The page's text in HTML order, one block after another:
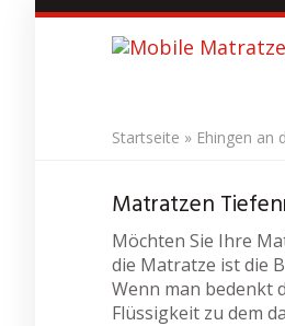
Startseite » Ehingen an
Matratzen
Möchten Sie Ihre
die Matratze ist die
Wenn man bedenkt
Flüssigkeit zu dem